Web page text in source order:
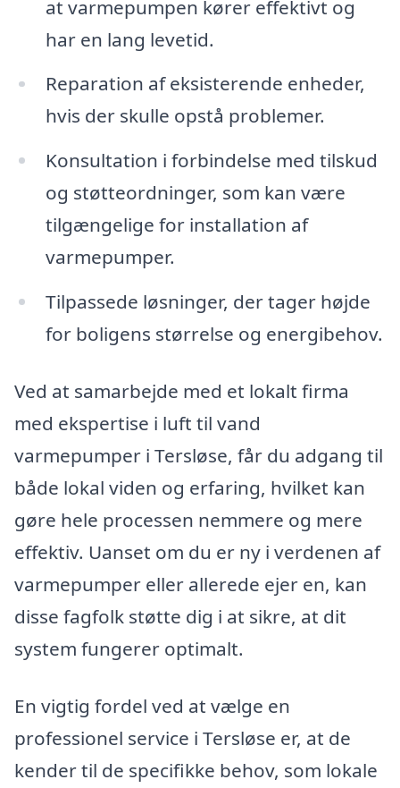
at varmepumpen kører effektivt og
har en lang levetid.
Reparation af eksisterende enheder,
hvis der skulle opstå problemer.
Konsultation i forbindelse med tilskud
og støtteordninger, som kan være
tilgængelige for installation af
varmepumper.
Tilpassede løsninger, der tager højde
for boligens størrelse og energibehov.
Ved at samarbejde med et lokalt firma
med ekspertise i luft til vand
varmepumper i Tersløse, får du adgang til
både lokal viden og erfaring, hvilket kan
gøre hele processen nemmere og mere
effektiv. Uanset om du er ny i verdenen af
varmepumper eller allerede ejer en, kan
disse fagfolk støtte dig i at sikre, at dit
system fungerer optimalt.
En vigtig fordel ved at vælge en
professionel service i Tersløse er, at de
kender til de specifikke behov, som lokale